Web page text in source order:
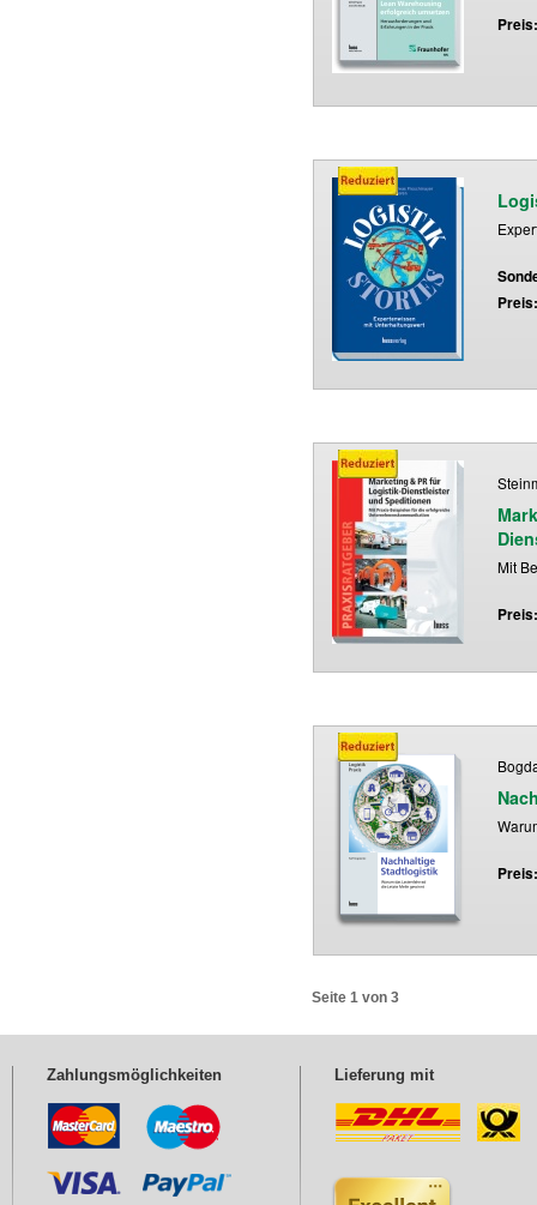
Mit
Seite 1 von 3
Zahlungsmöglichkeiten Lieferung mit